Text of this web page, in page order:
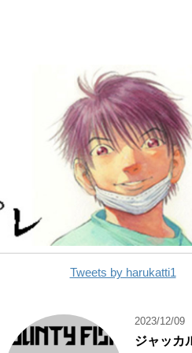
Tweets by harukatti1
2023/12/09
ジャッカ